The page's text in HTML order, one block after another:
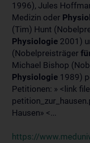
1996), Jules
Medizin oder
(Tim) Hunt
Physiologie 2001)
(Nobelpreisträger
Michael Bishop
Physiologie 1989)
Petitionen: » <link
Hausen» <...
https://